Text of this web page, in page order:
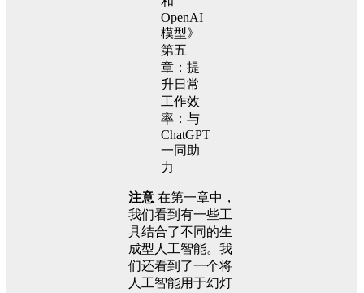
注意 在第一章中，
我们看到有一些工
具结合了不同的生
成型人工智能。我
们还看到了一个将
人工智能用于幻灯